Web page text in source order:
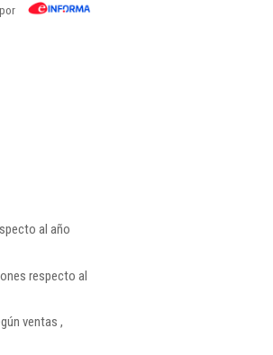
al año
respecto al
ventas ,